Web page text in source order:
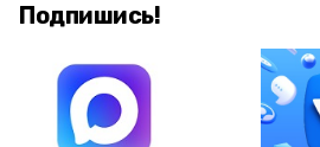
Подпишись!